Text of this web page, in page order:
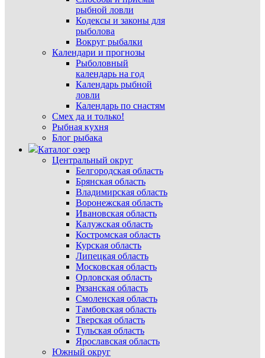
рыбной ловли
Кодексы и законы для
рыболова
Вокруг рыбалки
Календари и прогнозы
Рыболовный
календарь на год
Календарь рыбной
ловли
Календарь по снастям
Смех да и только!
Рыбная кухня
Блог рыбака
Каталог озер
Центральный округ
Белгородская область
Брянская область
Владимирская область
Воронежская область
Ивановская область
Калужская область
Костромская область
Курская область
Липецкая область
Московская область
Орловская область
Рязанская область
Смоленская область
Тамбовская область
Тверская область
Тульская область
Ярославская область
Южный округ